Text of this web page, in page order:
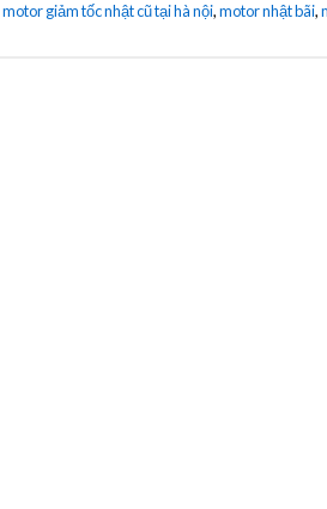
motor giảm tốc nhật cũ tại hà nội,motor nhật bãi,